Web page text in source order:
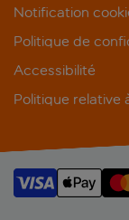
Notification
Politique de
Accessibilité
Politique relative